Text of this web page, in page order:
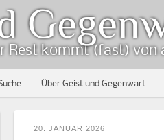
Über Geist und Gegenwart
Rest kommt (fast) von
20. JANUAR 2026